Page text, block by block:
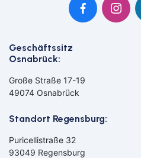
Bahn
Bus
Aachen
Bamberg
Bayreuth
Geschäftssitz
Osnabrück:
Große Straße 17-19
49074 Osnabrück
Standort Regensburg:
Puricellistraße 32
93049 Regensburg